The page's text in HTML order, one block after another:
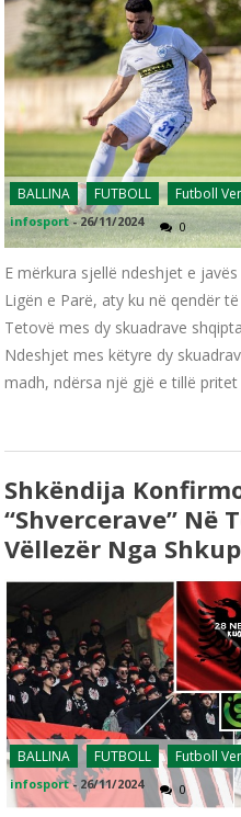
BALLINA FUTBOLL Futboll
infosport -26/11/2024 0
E mërkura sjellë ndeshjet e
Ligën e Parë, aty ku në qendër
Tetovë mes dy skuadrave
Ndeshjet mes këtyre dy
madh, ndërsa një gjë e tillë pritet
Shkëndija
“Shvercerave” Në
Vëllezër Nga
BALLINA FUTBOLL Futboll
infosport -26/11/2024 0